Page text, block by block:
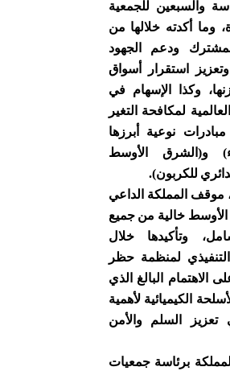
والسبعين للجمعية
وما أكدته خلالها من
المشترك ودعم الجهود
وتعزيز استقرار أسواق
وكذا الإسهام في
لمكافحة التغير
نوعية أبرزها
و(الشرق الأوسط
للكربون).
موقف المملكة الداعي
خالية من جميع
وتأكيدها خلال
لمنظمة حظر
الاهتمام البالغ الذي
الكيميائية لأهمية
تعزيز السلم والأمن
برئاسة جمعيات